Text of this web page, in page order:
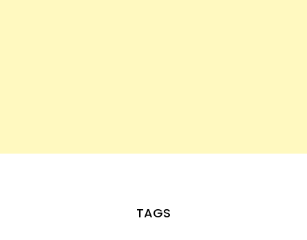
TAGS